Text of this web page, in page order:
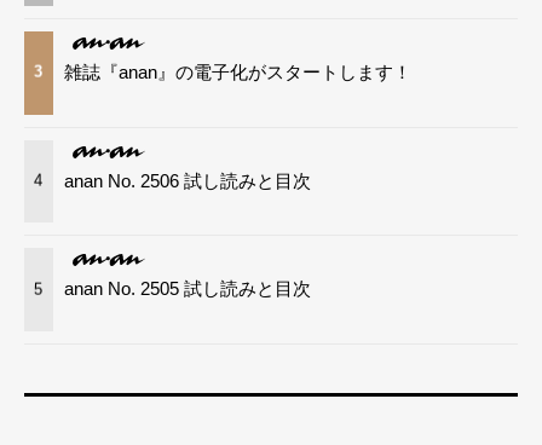
3 雑誌『anan』の電子化がスタートします！
4 anan No. 2506 試し読みと目次
5 anan No. 2505 試し読みと目次